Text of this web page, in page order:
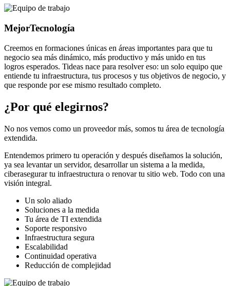
MejorTecnología
Creemos en formaciones únicas en áreas importantes para que tu
negocio sea más dinámico, más productivo y más unido en tus
logros esperados. Tideas nace para resolver eso: un solo equipo que
entiende tu infraestructura, tus procesos y tus objetivos de negocio, y
que responde por ese mismo resultado completo.
¿Por qué elegirnos?
No nos vemos como un proveedor más, somos tu área de tecnología
extendida.
Entendemos primero tu operación y después diseñamos la solución,
ya sea levantar un servidor, desarrollar un sistema a la medida,
ciberasegurar tu infraestructura o renovar tu sitio web. Todo con una
visión integral.
Un solo aliado
Soluciones a la medida
Tu área de TI extendida
Soporte responsivo
Infraestructura segura
Escalabilidad
Continuidad operativa
Reducción de complejidad